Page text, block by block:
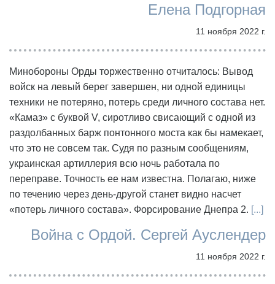
Елена Подгорная
11 ноября 2022 г.
Минобороны Орды торжественно отчиталось: Вывод
войск на левый берег завершен, ни одной единицы
техники не потеряно, потерь среди личного состава нет.
«Камаз» с буквой V, сиротливо свисающий с одной из
раздолбанных барж понтонного моста как бы намекает,
что это не совсем так. Судя по разным сообщениям,
украинская артиллерия всю ночь работала по
переправе. Точность ее нам известна. Полагаю, ниже
по течению через день-другой станет видно насчет
«потерь личного состава». Форсирование Днепра 2. [...]
Война с Ордой. Сергей Ауслендер
11 ноября 2022 г.